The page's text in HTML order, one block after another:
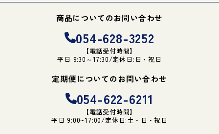
商品についてのお問い合わせ
054-628-3252
【電話受付時間】
平日 9:30～17:30/定休日:日・祝日
定期便についてのお問い合わせ
054-622-6211
【電話受付時間】
平日 9:00~17:00/定休日:土・日・祝日